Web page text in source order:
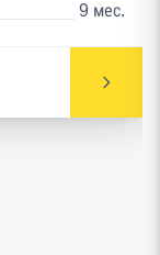
9 мес.